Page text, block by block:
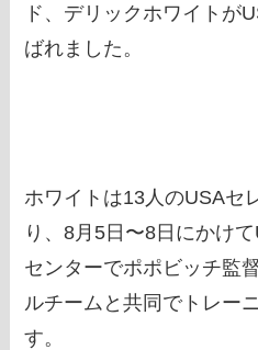
ド、デリックホワイトが
ばれました。
ホワイトは13人のUSAセ
り、8月5日〜8日にかけ
センターでポポビッチ監
ルチームと共同でトレー
す。